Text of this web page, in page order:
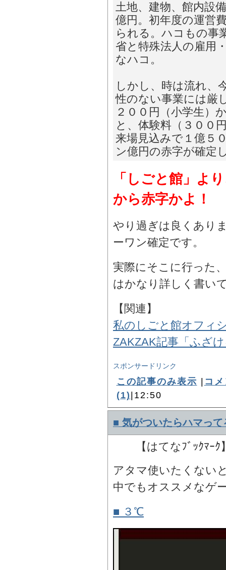
土地、建物、館内設
億円。初年度の運営
られる。ハコもの事
省と特殊法人の雇用
なハコ。
しかし、時は流れ、
性のない事業には厳
２００円（小学生）
と、体験料（３００
来場見込みで１億５
ン億円の赤字が確定
「しごと館」よ
から赤字かよ！
やり過ぎは良くあり
ーワン確定です。
実際にそこに行った
はかなり詳しく書い
【関連】
私のしごと館オフィ
ZAKZAK記事「ふざ
スポンサードリンク
この記事のみ表示 | コ
(1)|12:50
■ 気がついたらハマっ
【はてなﾌﾞｯｸﾏｰｸ
アタマ使いたくない
中でもオススメなゲ
■ ３℃